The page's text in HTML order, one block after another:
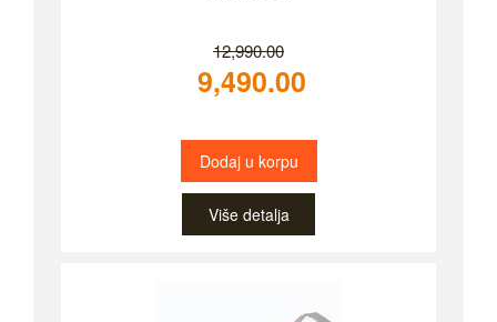
12,990.00
9,490.00
Dodaj u korpu
Više detalja